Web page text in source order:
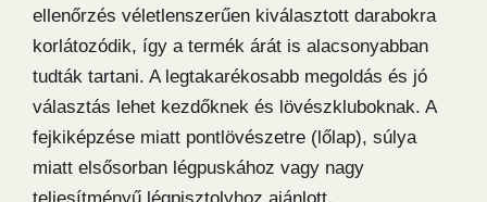
ellenőrzés véletlenszerűen kiválasztott darabokra
korlátozódik, így a termék árát is alacsonyabban
tudták tartani. A legtakarékosabb megoldás és jó
választás lehet kezdőknek és lövészkluboknak. A
fejkiképzése miatt pontlövészetre (lőlap), súlya
miatt elsősorban légpuskához vagy nagy